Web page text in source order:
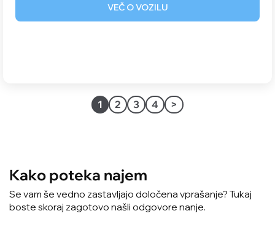
VEČ O VOZILU
1 2 3 4 >
Kako poteka najem
Se vam še vedno zastavljajo določena vprašanje? Tukaj
boste skoraj zagotovo našli odgovore nanje.